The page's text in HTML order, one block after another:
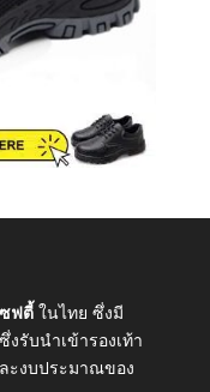
ซฟตี้ ในไทย ซึ่งมี
รับนำเข้ารองเท้า
ะงบประมาณของ